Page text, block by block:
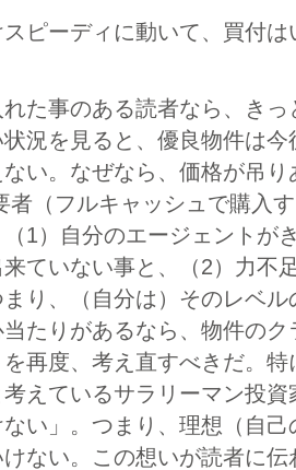
スピーディに動いて、買付
た事のある読者なら、き
況を見ると、優良物件は
ない。なぜなら、価格が吊
者（フルキャッシュで購入
（1）自分のエージェント
ていない事と、（2）力不
まり、（自分は）そのレベ
たりがあるなら、物件の
再度、考え直すべきだ。
えているサラリーマン投
い」。つまり、理想（自
ない。この想いが読者に